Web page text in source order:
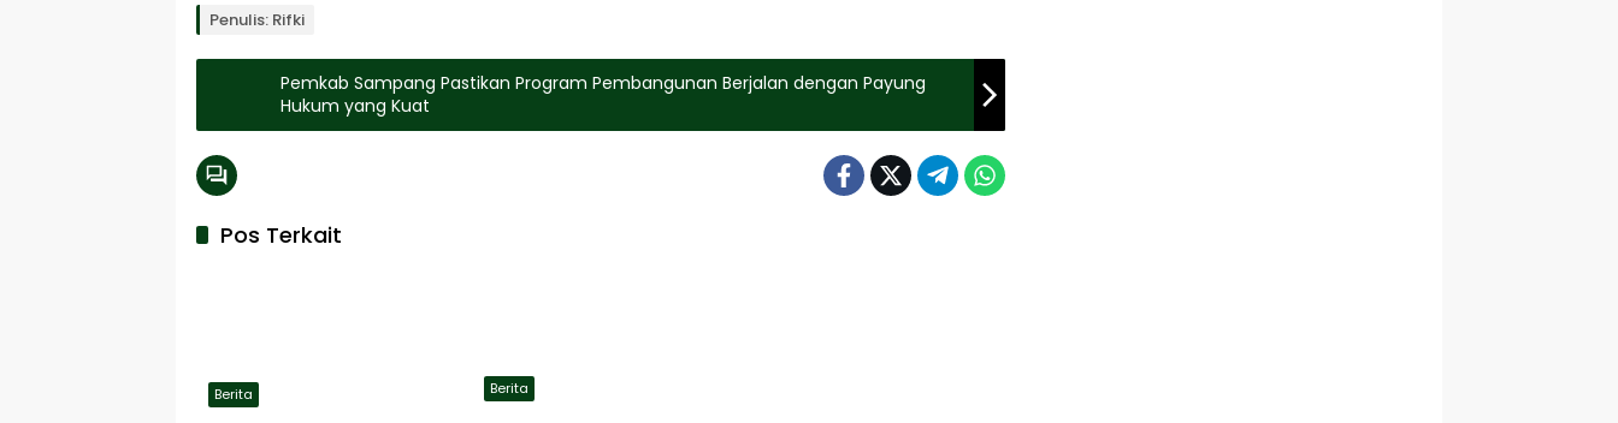
Penulis: Rifki
Pemkab Sampang Pastikan Program Pembangunan Berjalan dengan Payung
Hukum yang Kuat
Pos Terkait
Berita Berita